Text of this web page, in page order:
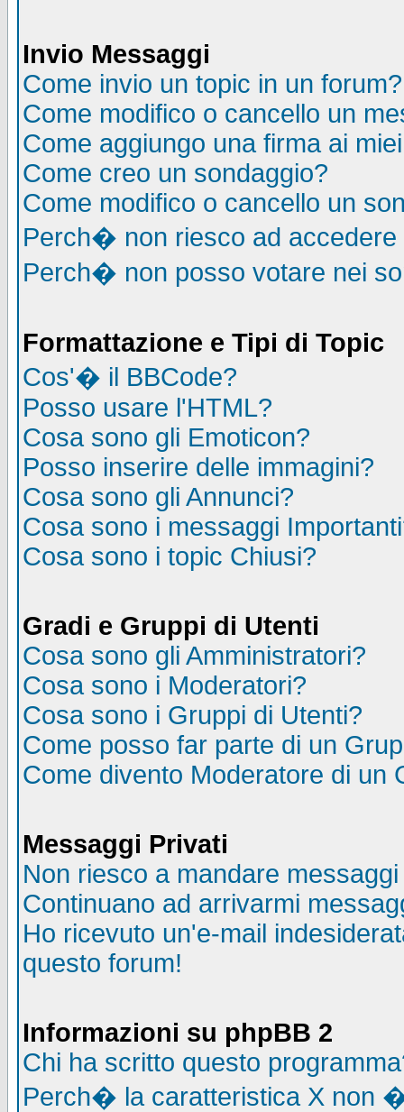
Invio Messaggi
Come invio un topic in un forum?
Come modifico o cancello un
Come aggiungo una firma ai
Come creo un sondaggio?
Come modifico o cancello un
Perch� non riesco ad accedere
Perch� non posso votare nei
Formattazione e Tipi di Topic
Cos'� il BBCode?
Posso usare l'HTML?
Cosa sono gli Emoticon?
Posso inserire delle immagini?
Cosa sono gli Annunci?
Cosa sono i messaggi
Cosa sono i topic Chiusi?
Gradi e Gruppi di Utenti
Cosa sono gli Amministratori?
Cosa sono i Moderatori?
Cosa sono i Gruppi di Utenti?
Come posso far parte di un
Come divento Moderatore di un
Messaggi Privati
Non riesco a mandare
Continuano ad arrivarmi
Ho ricevuto un'e-mail
questo forum!
Informazioni su phpBB 2
Chi ha scritto questo
Perch� la caratteristica X non